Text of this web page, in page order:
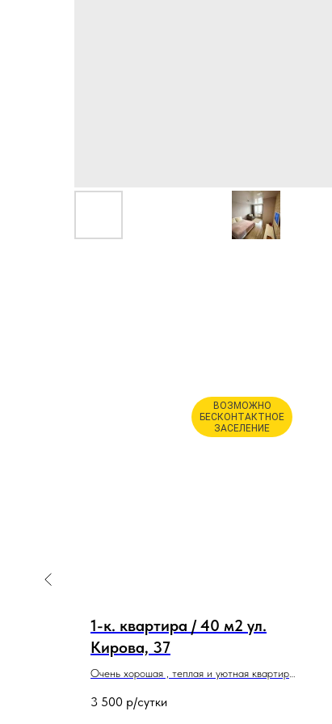
ВОЗМОЖНО
БЕСКОНТАКТНОЕ
ЗАСЕЛЕНИЕ
1-к. квартира / 40 м2 ул.
Кирова, 37
Очень хорошая , теплая и уютная квартира
балкон. Охраняемое парковочное место для
3 500 р/сутки